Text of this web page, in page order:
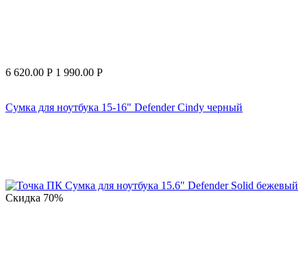
6 620.00 Р 1 990.00 Р
Сумка для ноутбука 15-16" Defender Cindy черный
Скидка 70%